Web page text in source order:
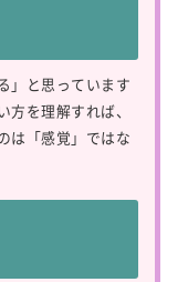
」と思っています
を理解すれば、
は「感覚」ではな